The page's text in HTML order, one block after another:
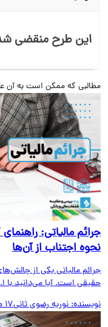
این طرح منقضی
که ممکن است به آن
مالیاتی: راهنمای
اجتناب از آن‌ها
مالیاتی یکی از چالش‌های
است. آیا می‌دانید با ا...
نوریه رضوی ثانی17 مرداد 1405